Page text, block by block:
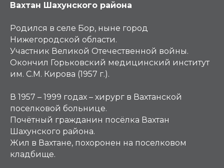
Вахтан Шахунского района
Родился в селе Бор, ныне город
Нижегородской области.
Участник Великой Отечественной войны.
Окончил Горьковский медицинский институт
им. С.М. Кирова (1957 г.).
В 1957 – 1999 годах – хирург в Вахтанской
поселковой больнице.
Почётный гражданин посёлка Вахтан
Шахунского района.
Жил в Вахтане, похоронен на поселковом
кладбище.